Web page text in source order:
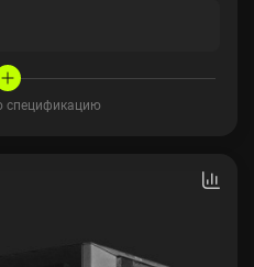
спецификацию